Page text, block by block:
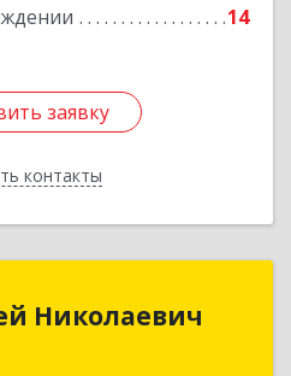
14
заявку
контакты
заявку
Николаевич
Николаевич